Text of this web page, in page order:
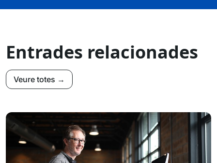
Entrades relacionades
Veure totes →